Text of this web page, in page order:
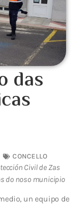
das
CONCELLO
Civil de Zas
do noso municipio
un equipo de